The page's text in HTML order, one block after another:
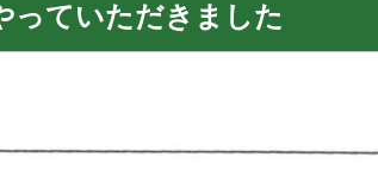
っていただきました